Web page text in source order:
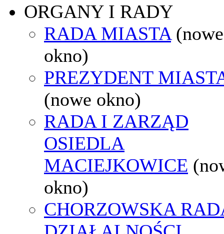
ORGANY I RADY
RADA MIASTA (nowe
okno)
PREZYDENT
(nowe okno)
RADA I ZARZĄD
OSIEDLA
MACIEJKOWICE
okno)
CHORZOWSKA